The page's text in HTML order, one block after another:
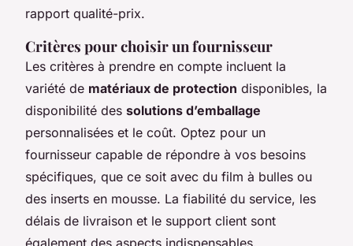
rapport qualité-prix.
Critères pour choisir un fournisseur
Les critères à prendre en compte incluent la
variété de matériaux de protection disponibles, la
disponibilité des solutions d’emballage
personnalisées et le coût. Optez pour un
fournisseur capable de répondre à vos besoins
spécifiques, que ce soit avec du film à bulles ou
des inserts en mousse. La fiabilité du service, les
délais de livraison et le support client sont
également des aspects indispensables.